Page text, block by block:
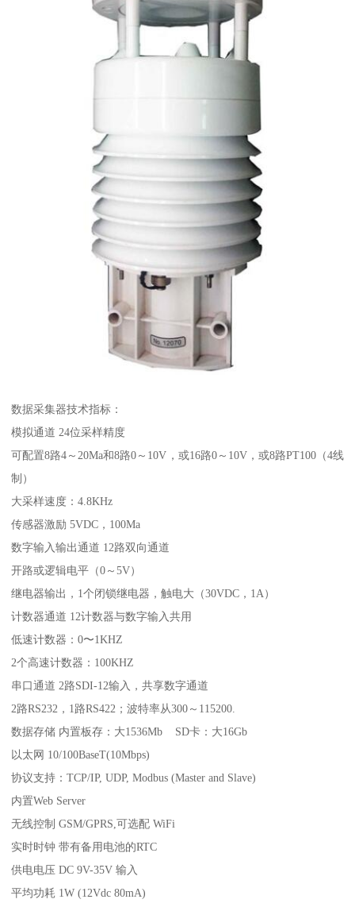
数据采集器技术指标：
模拟通道 24位采样精度
可配置8路4～20Ma和8路0～10V，或16路0～10V，或8路PT100（4线
制）
大采样速度：4.8KHz
传感器激励 5VDC，100Ma
数字输入输出通道 12路双向通道
开路或逻辑电平（0～5V）
继电器输出，1个闭锁继电器，触电大（30VDC，1A）
计数器通道 12计数器与数字输入共用
低速计数器：0〜1KHZ
2个高速计数器：100KHZ
串口通道 2路SDI-12输入，共享数字通道
2路RS232，1路RS422；波特率从300～115200.
数据存储 内置板存：大1536Mb SD卡：大16Gb
以太网 10/100BaseT(10Mbps)
协议支持：TCP/IP, UDP, Modbus (Master and Slave)
内置Web Server
无线控制 GSM/GPRS,可选配 WiFi
实时时钟 带有备用电池的RTC
供电电压 DC 9V-35V 输入
平均功耗 1W (12Vdc 80mA)